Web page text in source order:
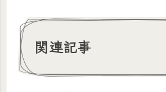
関連記事